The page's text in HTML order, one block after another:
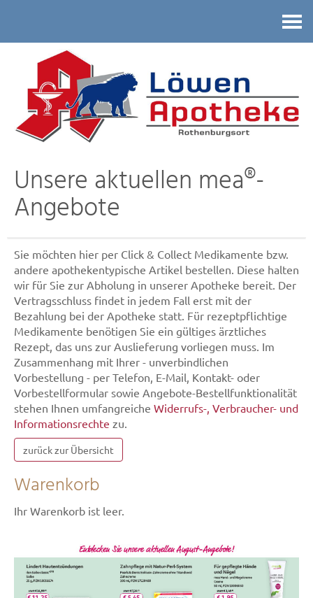
Unsere aktuellen mea®-
Angebote
Sie möchten hier per Click & Collect Medikamente bzw.
andere apothekentypische Artikel bestellen. Diese halten
wir für Sie zur Abholung in unserer Apotheke bereit. Der
Vertragsschluss findet in jedem Fall erst mit der
Bezahlung bei der Apotheke statt. Für rezeptpflichtige
Medikamente benötigen Sie ein gültiges ärztliches
Rezept, das uns zur Auslieferung vorliegen muss. Im
Zusammenhang mit Ihrer - unverbindlichen
Vorbestellung - per Telefon, E-Mail, Kontakt- oder
Vorbestellformular sowie Angebote-Bestellfunktionalität
stehen Ihnen umfangreiche Widerrufs-, Verbraucher- und
Informationsrechte zu.
zurück zur Übersicht
Warenkorb
Ihr Warenkorb ist leer.